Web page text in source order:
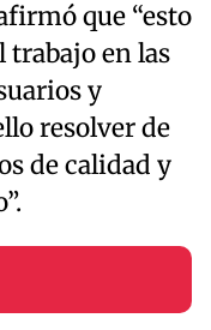
que “esto
en las
y
resolver de
de calidad y